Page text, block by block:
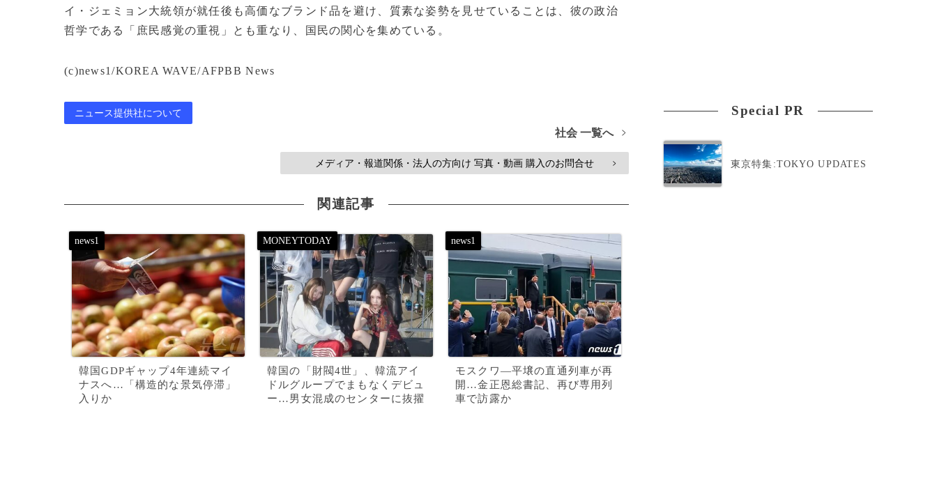
イ・ジェミョン大統領が就任後も高価なブランド品を避け、質素な姿勢を見せていることは、彼の政治
哲学である「庶民感覚の重視」とも重なり、国民の関心を集めている。
(c)news1/KOREA WAVE/AFPBB News
ニュース提供社について
社会 一覧へ >
メディア・報道関係・法人の方向け 写真・動画 購入のお問合せ >
関連記事
韓国GDPギャップ4年連続マイ
ナスへ…「構造的な景気停滞」
入りか
韓国の「財閥4世」、韓流アイ
ドルグループでまもなくデビュ
ー…男女混成のセンターに抜擢
モスクワ―平壌の直通列車が再
開…金正恩総書記、再び専用列
車で訪露か
Special PR
東京特集:TOKYO UPDATES